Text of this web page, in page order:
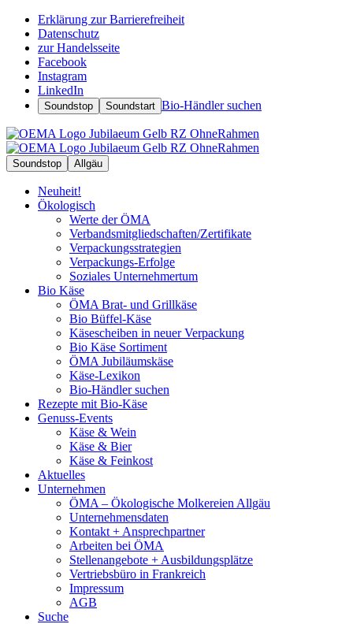
Erklärung zur Barrierefreiheit
Datenschutz
zur Handelsseite
Facebook
Instagram
LinkedIn
Soundstop Soundstart Bio-Händler suchen
Soundstop Allgäu
Neuheit!
Ökologisch
Werte der ÖMA
Verbandsmitgliedschaften/Zertifikate
Verpackungsstrategien
Verpackungs-Erfolge
Soziales Unternehmertum
Bio Käse
ÖMA Brat- und Grillkäse
Bio Büffel-Käse
Käsescheiben in neuer Verpackung
Bio Käse Sortiment
ÖMA Jubiläumskäse
Käse-Lexikon
Bio-Händler suchen
Rezepte mit Bio-Käse
Genuss-Events
Käse & Wein
Käse & Bier
Käse & Feinkost
Aktuelles
Unternehmen
ÖMA – Ökologische Molkereien Allgäu
Unternehmensdaten
Kontakt + Ansprechpartner
Arbeiten bei ÖMA
Stellenangebote + Ausbildungsplätze
Vertriebsbüro in Frankreich
Impressum
AGB
Suche